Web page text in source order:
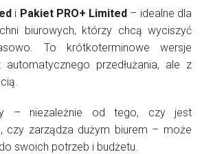
i Pakiet PRO+ Limited – idealne dla
biurowych, którzy chcą wyciszyć
To krótkoterminowe wersje
automatycznego przedłużania, ale z
– niezależnie od tego, czy jest
czy zarządza dużym biurem – może
swoich potrzeb i budżetu.